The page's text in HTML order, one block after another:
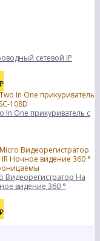
сетевой IP
₽
In One прикуриватель с
Видеорегистратор На
видение 360 °
₽